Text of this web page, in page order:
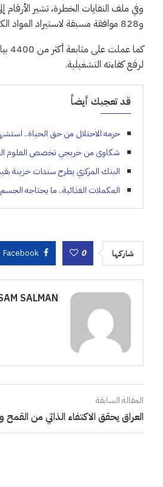
و828 موافقة مسبقة لاستيراد المواد الكيميائية الخطرة.
لرفع كفاءته التشغيلية.
قد تعجبك أيضاً
حرمه الاحتلال من حق الحياة..
شكاوى من خريجي تخصص العلوم
البنك المركزي يطرح سندات خزينة بقيمة 100 مليون
المكملات الغذائية.. ما يحتاجه الجسم
شاركها 0
Facebook
SALMAN
المقالة السابقة
العراق يحقق الاكتفاء الذاتي من